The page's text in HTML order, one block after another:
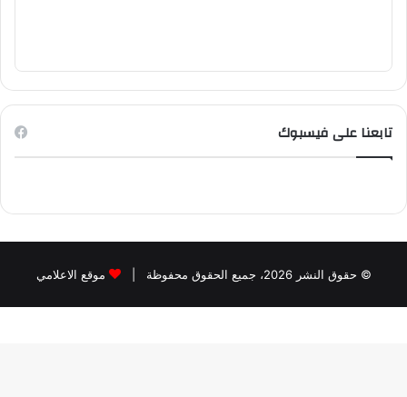
تابعنا على فيسبوك
© حقوق النشر 2026، جميع الحقوق محفوظة | موقع الاعلامي